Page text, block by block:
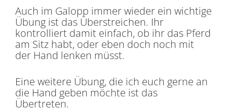
Auch im Galopp immer wieder ein wichtige
Übung ist das Überstreichen. Ihr
kontrolliert damit einfach, ob ihr das Pferd
am Sitz habt, oder eben doch noch mit
der Hand lenken müsst.
Eine weitere Übung, die ich euch gerne an
die Hand geben möchte ist das
Übertreten.